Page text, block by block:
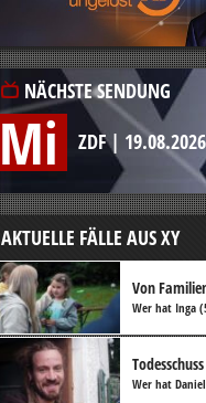
NÄCHSTE SENDUNG
Mi ZDF| 19.08.2026
AKTUELLE FÄLLE AUS XY
Von
Wer hat Inga
Wer hat